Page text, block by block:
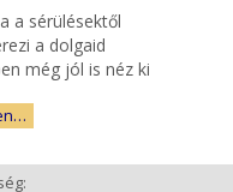
a sérülésektől
a dolgaid
még jól is néz ki